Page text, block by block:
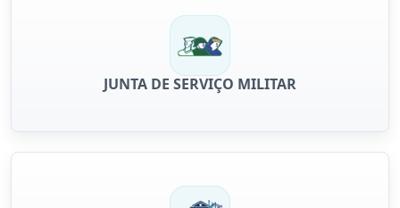
JUNTA DE SERVIÇO MILITAR